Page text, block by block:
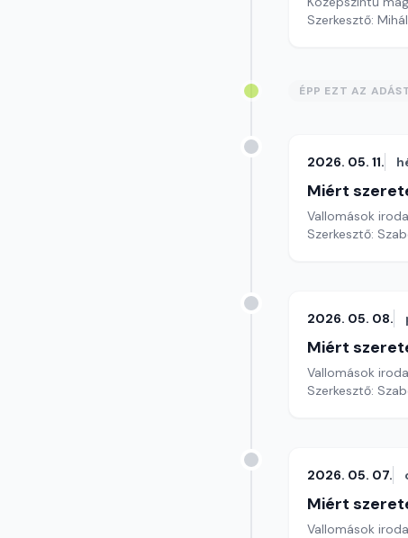
Szerkesztő:
ÉPP EZT AZ
2026. 05. 11.
Miért
Vallomások
Szerkesztő:
2026. 05. 08.
Miért
Vallomások
Szerkesztő:
2026. 05. 07.
Miért
Vallomások